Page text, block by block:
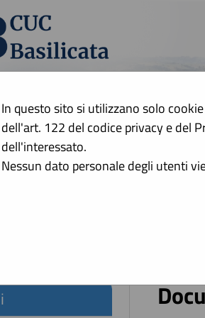
A
» Istruzioni e manuali
In questo sito si utilizzano solo
dell'art. 122 del codice privacy e del
dell'interessato.
Nessun dato personale degli utenti